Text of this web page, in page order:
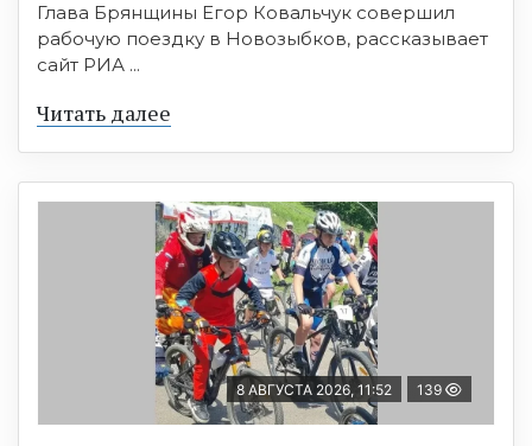
Глава Брянщины Егор Ковальчук совершил
рабочую поездку в Новозыбков, рассказывает
сайт РИА ...
Читать далее
8 АВГУСТА 2026, 11:52 139